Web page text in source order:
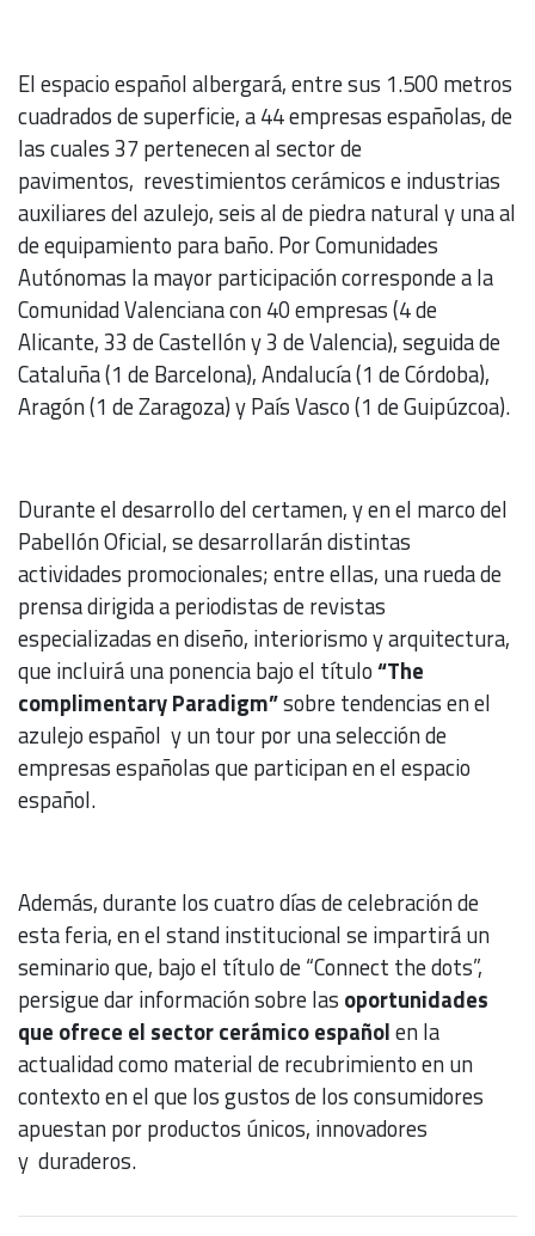
El espacio español albergará, entre sus 1.500 metros
cuadrados de superficie, a 44 empresas españolas, de
las cuales 37 pertenecen al sector de
pavimentos, revestimientos cerámicos e industrias
auxiliares del azulejo, seis al de piedra natural y una al
de equipamiento para baño. Por Comunidades
Autónomas la mayor participación corresponde a la
Comunidad Valenciana con 40 empresas (4 de
Alicante, 33 de Castellón y 3 de Valencia), seguida de
Cataluña (1 de Barcelona), Andalucía (1 de Córdoba),
Aragón (1 de Zaragoza) y País Vasco (1 de Guipúzcoa).
Durante el desarrollo del certamen, y en el marco del
Pabellón Oficial, se desarrollarán distintas
actividades promocionales; entre ellas, una rueda de
prensa dirigida a periodistas de revistas
especializadas en diseño, interiorismo y arquitectura,
que incluirá una ponencia bajo el título“The
complimentary Paradigm”sobre tendencias en el
azulejo español y un tour por una selección de
empresas españolas que participan en el espacio
español.
Además, durante los cuatro días de celebración de
esta feria, en el stand institucional se impartirá un
seminario que, bajo el título de “Connect the dots”,
persigue dar información sobre las oportunidades
que ofrece el sector cerámico españolen la
actualidad como material de recubrimiento en un
contexto en el que los gustos de los consumidores
apuestan por productos únicos, innovadores
y duraderos.